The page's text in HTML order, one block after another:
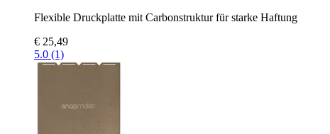
Flexible Druckplatte mit Carbonstruktur für starke Haftung
€ 25,49
5.0 (1)